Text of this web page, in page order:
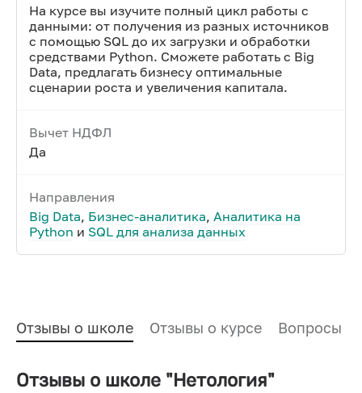
На курсе вы изучите полный цикл работы с
данными: от получения из разных источников
с помощью SQL до их загрузки и обработки
средствами Python. Сможете работать с Big
Data, предлагать бизнесу оптимальные
сценарии роста и увеличения капитала.
Вычет НДФЛ
Да
Направления
Big Data, Бизнес-аналитика, Аналитика на
Python и SQL для анализа данных
Отзывы о школе Отзывы о курсе Вопросы и
Отзывы о школе "Нетология"